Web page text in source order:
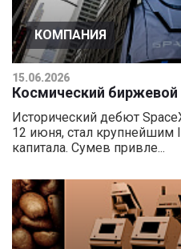
КОМПАНИЯ
15.06.2026
Космический
Исторический дебют
12 июня, стал крупнейшим
капитала. Сумев привле...